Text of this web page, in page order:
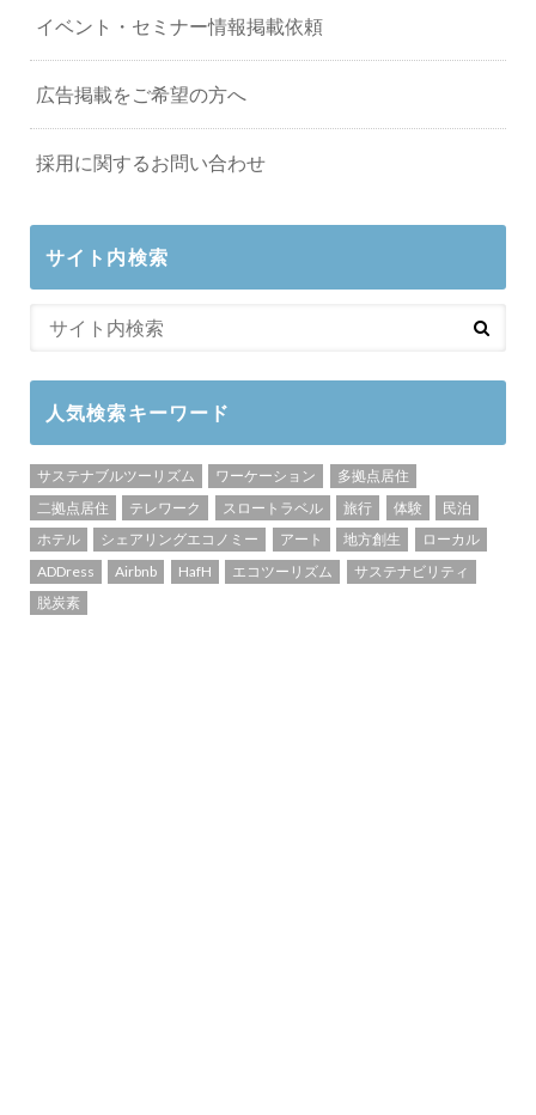
イベント・セミナー情報掲載依頼
広告掲載をご希望の方へ
採用に関するお問い合わせ
サイト内検索
人気検索キーワード
サステナブルツーリズム ワーケーション
多拠点居住
二拠点居住
テレワーク スロートラベル 旅行 体験
民泊
ホテル
シェアリングエコノミー アート 地方創生
ローカル
ADDress
Airbnb HafH エコツーリズム
サステナビリティ
脱炭素